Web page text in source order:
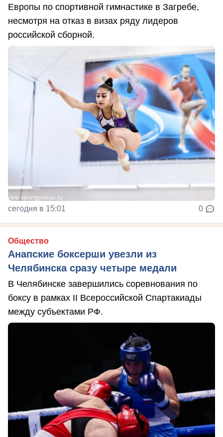
Европы по спортивной гимнастике в Загребе,
несмотря на отказ в визах ряду лидеров
российской сборной.
сегодня в 15:01 0
Общество
Анапские боксерши увезли из
Челябинска сразу четыре медали
В Челябинске завершились соревнования по
боксу в рамках II Всероссийской Спартакиады
между субъектами РФ.